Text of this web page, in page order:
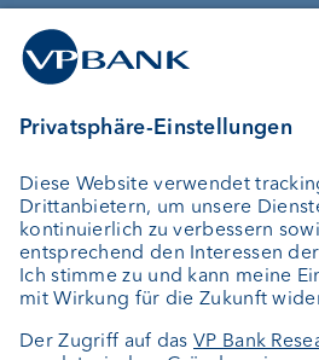
Dienstleistungen
Geld anlegen
Vermögensverwaltung
Vermögensplanung
Depotbank
Externer Vermögensverwalter
Private Label Fonds
Investment Consulting
Über uns